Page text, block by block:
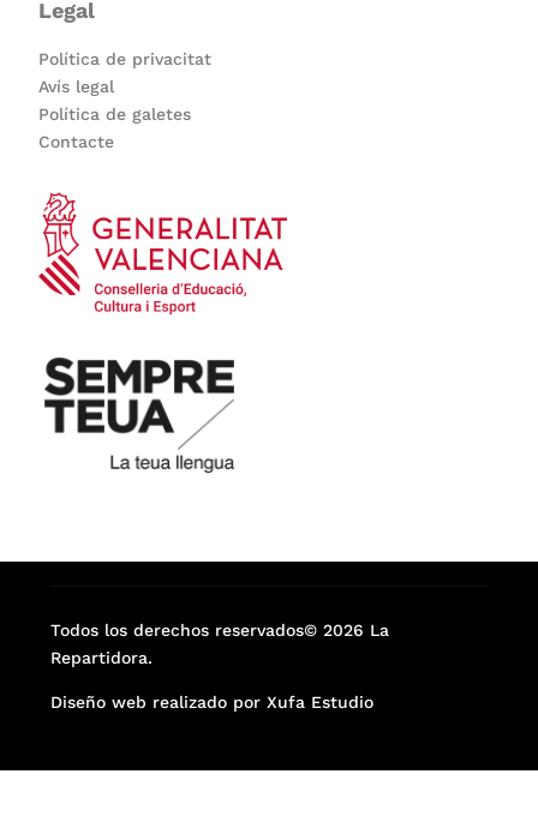
Legal
Política de privacitat
Avís legal
Política de galetes
Contacte
Todos los derechos reservados© 2026 La
Repartidora.
Diseño web realizado por Xufa Estudio